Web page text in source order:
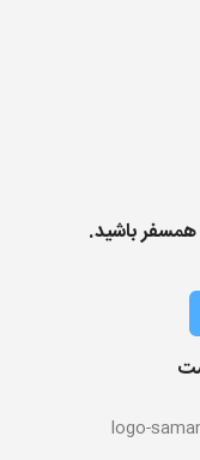
همسفر باشید.